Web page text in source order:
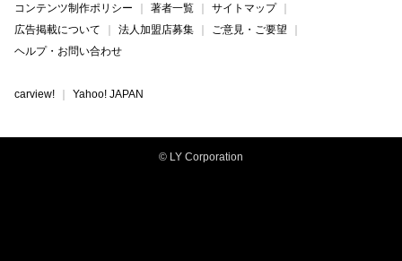
コンテンツ制作ポリシー
著者一覧
サイトマップ
広告掲載について
法人加盟店募集
ご意見・ご要望
ヘルプ・お問い合わせ
carview! Yahoo! JAPAN
© LY Corporation